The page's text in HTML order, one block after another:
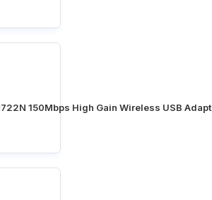
150Mbps High Gain Wireless USB